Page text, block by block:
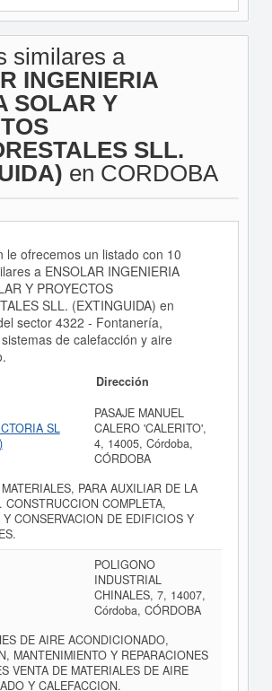
similares a
INGENIERIA
SOLAR Y
SLL.
en CORDOBA
le ofrecemos un listado con 10
a ENSOLAR INGENIERIA
Y PROYECTOS
SLL. (EXTINGUIDA) en
sector 4322 - Fontanería,
de calefacción y aire
Dirección
SL
PASAJE MANUEL
CALERO 'CALERITO',
4, 14005, Córdoba,
CÓRDOBA
PARA AUXILIAR DE LA
CONSTRUCCION COMPLETA,
Y CONSERVACION DE EDIFICIOS Y
POLIGONO
INDUSTRIAL
CHINALES, 7, 14007,
Córdoba, CÓRDOBA
DE AIRE ACONDICIONADO,
MANTENIMIENTO Y REPARACIONES
VENTA DE MATERIALES DE AIRE
Y CALEFACCION.